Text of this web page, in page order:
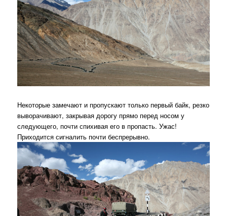
Некоторые замечают и пропускают только первый байк, резко
выворачивают, закрывая дорогу прямо перед носом у
следующего, почти спихивая его в пропасть. Ужас!
Приходится сигналить почти беспрерывно.